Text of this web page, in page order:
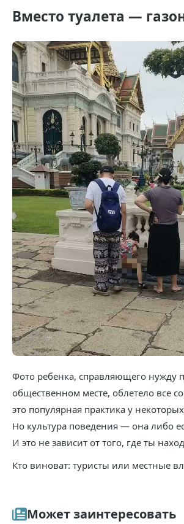
Вместо туалета —
Фото ребенка, справляющего нужду
общественном месте, облетело все
это популярная практика у
Но культура поведения — она либо
И это не зависит от того, где ты
Кто виноват: туристы или местные
Может заинтересовать